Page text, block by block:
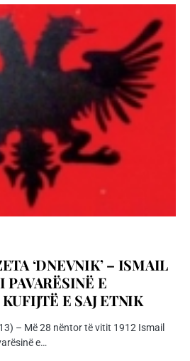
‘DNEVNIK’ – ISMAIL
E
E SAJ ETNIK
– Më 28 nëntor të vitit 1912 Ismail
e…